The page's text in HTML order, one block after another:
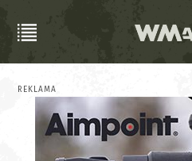
REKLAMA